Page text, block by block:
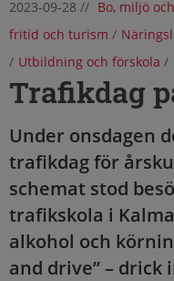
2023-09-28 // Bo, miljö
fritid och turism /
/ Utbildning och förskola /
Trafikdag
Under onsdagen
trafikdag för
schemat stod
trafikskola i
alkohol och
and drive” – drick